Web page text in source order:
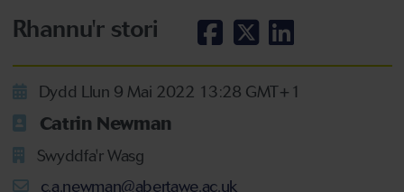
Rhannu'r stori
Dydd Llun 9 Mai 2022 13:28 GMT+1
Catrin Newman
Swyddfa'r Wasg
c.a.newman@abertawe.ac.uk